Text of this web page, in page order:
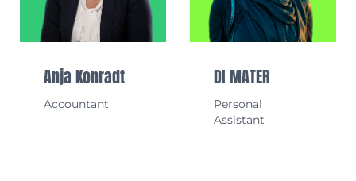
Anja Konradt
Accountant
DI MATER
Personal
Assistant